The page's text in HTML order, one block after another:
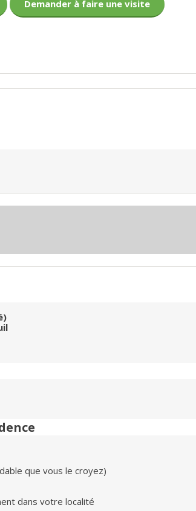
Demander à faire une visite
que vous le croyez)
dans votre localité